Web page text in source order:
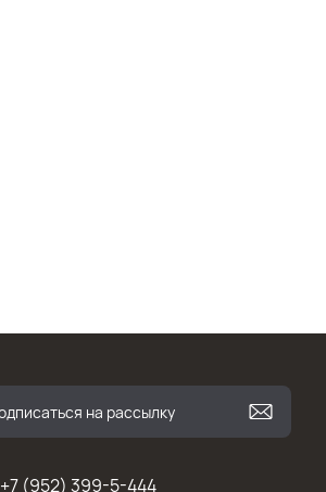
+7 (952) 399-5-444